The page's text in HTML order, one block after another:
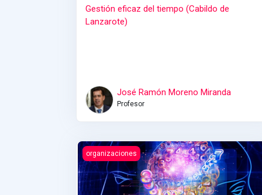
Gestión eficaz del tiempo (Cabildo de
Lanzarote)
José Ramón Moreno Miranda
Profesor
Clima, cultura y bienestar en el trabajo
organizaciones